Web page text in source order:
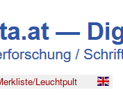
Leuchtpult